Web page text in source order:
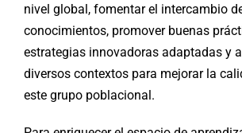
nivel global, fomentar el intercambio
conocimientos, promover buenas
estrategias innovadoras adaptadas y
diversos contextos para mejorar la
este grupo poblacional.